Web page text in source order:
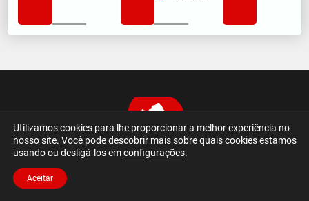
Utilizamos cookies para lhe proporcionar a melhor experiência no
nosso site. Você pode descobrir mais sobre quais cookies estamos
usando ou desligá-los emconfigurações.
Aceitar